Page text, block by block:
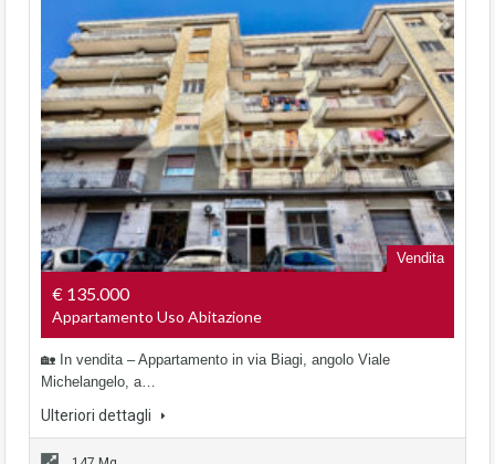
Vendita
€ 135.000
Appartamento Uso Abitazione
🏡 In vendita – Appartamento in via Biagi, angolo Viale
Michelangelo, a…
Ulteriori dettagli